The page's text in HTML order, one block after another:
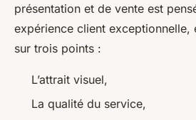
présentation et de vente est
expérience client exceptionnelle,
sur trois points :
L’attrait visuel,
La qualité du service,